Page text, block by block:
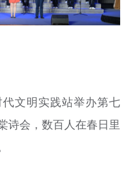
文明实践站举办第七
诗会，数百人在春日里